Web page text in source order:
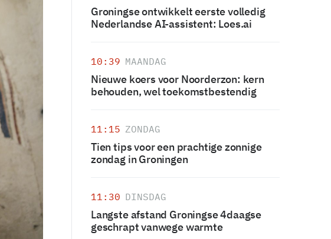
Groningse ontwikkelt eerste volledig
Nederlandse AI-assistent: Loes.ai
10:39 MAANDAG
Nieuwe koers voor Noorderzon: kern
behouden, wel toekomstbestendig
11:15 ZONDAG
Tien tips voor een prachtige zonnige
zondag in Groningen
11:30 DINSDAG
Langste afstand Groningse 4daagse
geschrapt vanwege warmte